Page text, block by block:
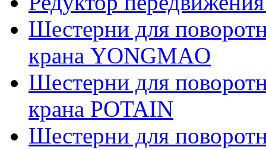
Шестерни для
крана YONGMAO
Шестерни для
крана POTAIN
Шестерни для